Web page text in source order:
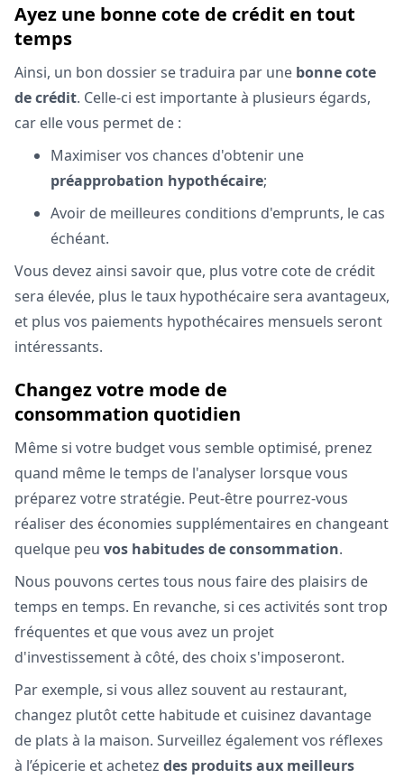
Ayez une bonne cote de crédit en tout
temps
Ainsi, un bon dossier se traduira par une bonne cote
de crédit. Celle-ci est importante à plusieurs égards,
car elle vous permet de :
Maximiser vos chances d'obtenir une
préapprobation hypothécaire;
Avoir de meilleures conditions d'emprunts, le cas
échéant.
Vous devez ainsi savoir que, plus votre cote de crédit
sera élevée, plus le taux hypothécaire sera avantageux,
et plus vos paiements hypothécaires mensuels seront
intéressants.
Changez votre mode de
consommation quotidien
Même si votre budget vous semble optimisé, prenez
quand même le temps de l'analyser lorsque vous
préparez votre stratégie. Peut-être pourrez-vous
réaliser des économies supplémentaires en changeant
quelque peu vos habitudes de consommation.
Nous pouvons certes tous nous faire des plaisirs de
temps en temps. En revanche, si ces activités sont trop
fréquentes et que vous avez un projet
d'investissement à côté, des choix s'imposeront.
Par exemple, si vous allez souvent au restaurant,
changez plutôt cette habitude et cuisinez davantage
de plats à la maison. Surveillez également vos réflexes
à l’épicerie et achetez des produits aux meilleurs